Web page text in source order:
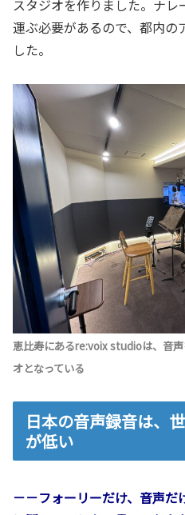
スタジオを作りました。ナ
運ぶ必要があるので、都内の
した。
恵比寿にあるre:voix studioは、音
オとなっている
日本の音声録音は、
が低い
－－フォーリーだけ、音声